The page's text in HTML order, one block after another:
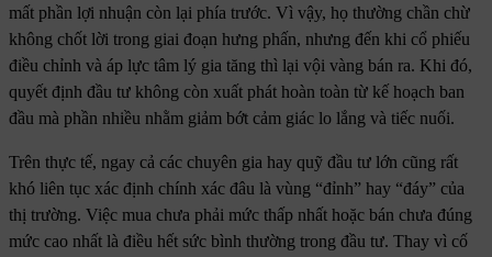
mất phần lợi nhuận còn lại phía trước. Vì vậy, họ thường chần chừ
không chốt lời trong giai đoạn hưng phấn, nhưng đến khi cổ phiếu
điều chỉnh và áp lực tâm lý gia tăng thì lại vội vàng bán ra. Khi đó,
quyết định đầu tư không còn xuất phát hoàn toàn từ kế hoạch ban
đầu mà phần nhiều nhằm giảm bớt cảm giác lo lắng và tiếc nuối.
Trên thực tế, ngay cả các chuyên gia hay quỹ đầu tư lớn cũng rất
khó liên tục xác định chính xác đâu là vùng “đỉnh” hay “đáy” của
thị trường. Việc mua chưa phải mức thấp nhất hoặc bán chưa đúng
mức cao nhất là điều hết sức bình thường trong đầu tư. Thay vì cố